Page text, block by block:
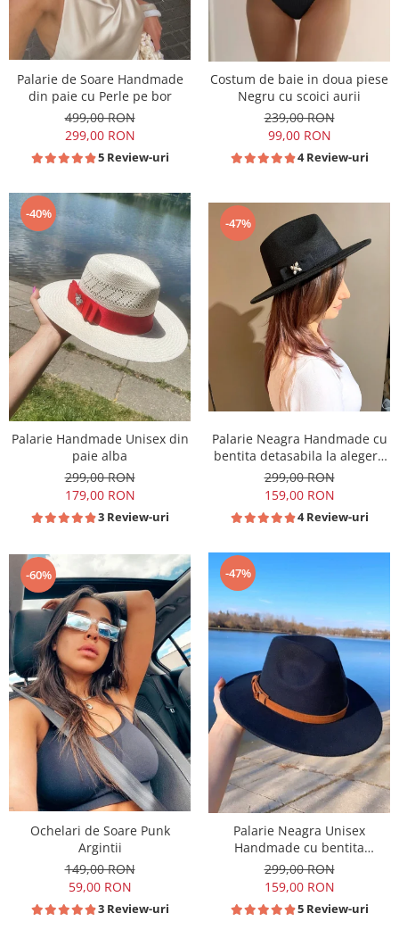
Palarie de Soare Handmade
din paie cu Perle pe bor
499,00 RON
299,00 RON
5 Review-uri
Costum de baie in doua piese
Negru cu scoici aurii
239,00 RON
99,00 RON
4 Review-uri
-40%
Palarie Handmade Unisex din
paie alba
299,00 RON
179,00 RON
3 Review-uri
-47%
Palarie Neagra Handmade cu
bentita detasabila la alegere
si accesoriu
299,00 RON
159,00 RON
4 Review-uri
-60%
Ochelari de Soare Punk
Argintii
149,00 RON
59,00 RON
3 Review-uri
-47%
Palarie Neagra Unisex
Handmade cu bentita
detasabila din piele maro
299,00 RON
159,00 RON
5 Review-uri